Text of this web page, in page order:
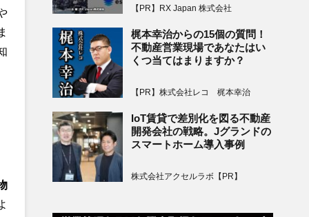
【PR】RX Japan 株式会社
梶本幸治からの15個の質問！
不動産営業現場であなたはい
くつ当てはまりますか？
【PR】株式会社レコ 梶本幸治
IoT賃貸で差別化を図る不動産
開発会社の戦略。Jグランドの
スマートホーム導入事例
株式会社アクセルラボ【PR】